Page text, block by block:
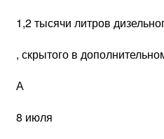
1,2 тысячи литров
, скрытого в
А
8 июля